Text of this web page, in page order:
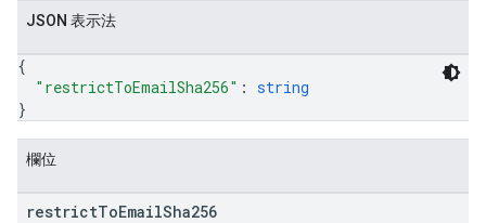
JSON 表示法
{
"restrictToEmailSha256" : string
}
欄位
restrictToEmailSha256